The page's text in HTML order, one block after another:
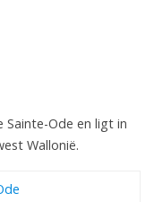
Sainte-Ode en ligt in
Wallonië.